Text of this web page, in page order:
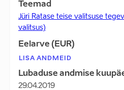
Teemad
Jüri Ratase teise valitsuse
valitsus)
Eelarve (EUR)
LISA ANDMEID
Lubaduse andmise
29.04.2019